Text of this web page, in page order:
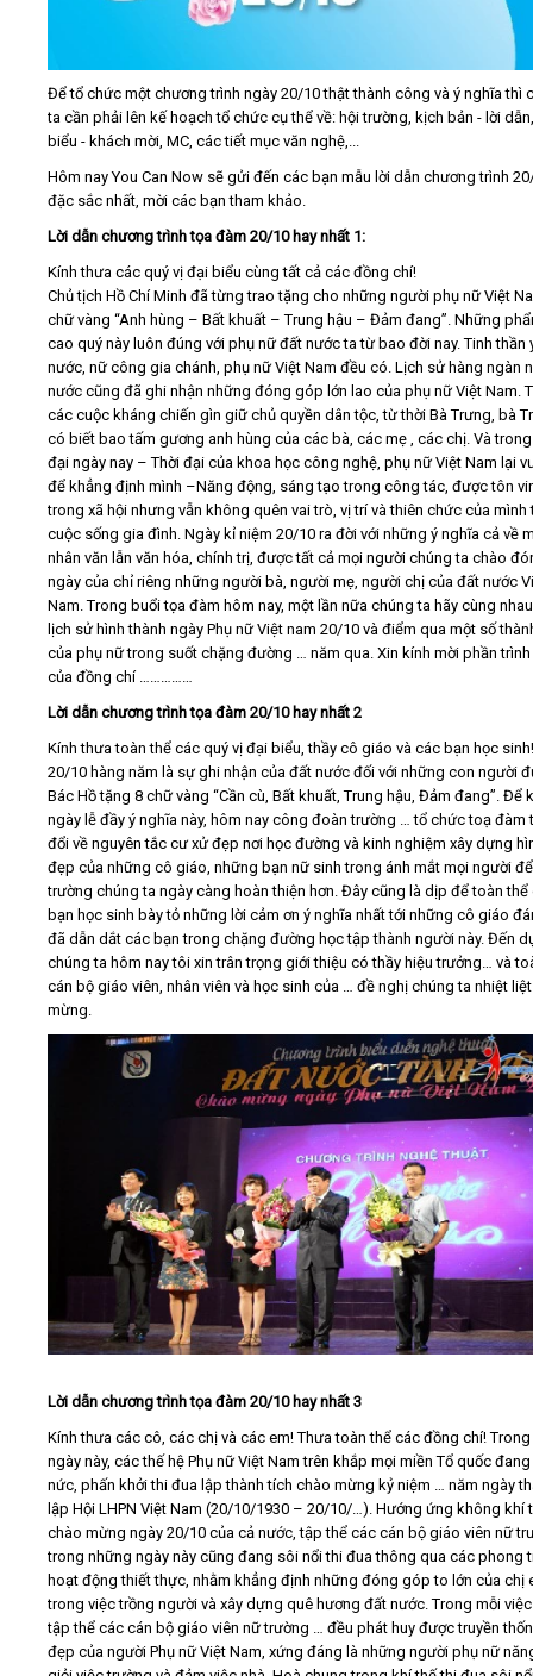
Để tổ chức một chương trình ngày 20/10 thật thành công và ý nghĩa thì
ta cần phải lên kế hoạch tổ chức cụ thể về: hội trường, kịch bản - lời
biểu - khách mời, MC, các tiết mục văn nghệ,...
Hôm nay You Can Now sẽ gửi đến các bạn mẫu lời dẫn chương trình
đặc sắc nhất, mời các bạn tham khảo.
Lời dẫn chương trình tọa đàm 20/10 hay nhất 1:
Kính thưa các quý vị đại biểu cùng tất cả các đồng chí!
Chủ tịch Hồ Chí Minh đã từng trao tặng cho những người phụ nữ Việt
chữ vàng “Anh hùng – Bất khuất – Trung hậu – Đảm đang”. Những
cao quý này luôn đúng với phụ nữ đất nước ta từ bao đời nay. Tinh thần
nước, nữ công gia chánh, phụ nữ Việt Nam đều có. Lịch sử hàng ngàn
nước cũng đã ghi nhận những đóng góp lớn lao của phụ nữ Việt Nam.
các cuộc kháng chiến gìn giữ chủ quyền dân tộc, từ thời Bà Trưng, bà
có biết bao tấm gương anh hùng của các bà, các mẹ , các chị. Và
đại ngày nay – Thời đại của khoa học công nghệ, phụ nữ Việt Nam lại
để khẳng định mình –Năng động, sáng tạo trong công tác, được tôn
trong xã hội nhưng vẫn không quên vai trò, vị trí và thiên chức của mình
cuộc sống gia đình. Ngày kỉ niệm 20/10 ra đời với những ý nghĩa cả về
nhân văn lẫn văn hóa, chính trị, được tất cả mọi người chúng ta chào
ngày của chỉ riêng những người bà, người mẹ, người chị của đất nước
Nam. Trong buổi tọa đàm hôm nay, một lần nữa chúng ta hãy cùng
lịch sử hình thành ngày Phụ nữ Việt nam 20/10 và điểm qua một số
của phụ nữ trong suốt chặng đường … năm qua. Xin kính mời phần
của đồng chí ……………
Lời dẫn chương trình tọa đàm 20/10 hay nhất 2
Kính thưa toàn thể các quý vị đại biểu, thầy cô giáo và các bạn học
20/10 hàng năm là sự ghi nhận của đất nước đối với những con người
Bác Hồ tặng 8 chữ vàng “Cần cù, Bất khuất, Trung hậu, Đảm đang”. Để
ngày lễ đầy ý nghĩa này, hôm nay công đoàn trường … tổ chức toạ đàm
đổi về nguyên tắc cư xử đẹp nơi học đường và kinh nghiệm xây dựng
đẹp của những cô giáo, những bạn nữ sinh trong ánh mắt mọi người để
trường chúng ta ngày càng hoàn thiện hơn. Đây cũng là dịp để toàn thể
bạn học sinh bày tỏ những lời cảm ơn ý nghĩa nhất tới những cô giáo
đã dẫn dắt các bạn trong chặng đường học tập thành người này. Đến
chúng ta hôm nay tôi xin trân trọng giới thiệu có thầy hiệu trưởng… và
cán bộ giáo viên, nhân viên và học sinh của … đề nghị chúng ta nhiệt
mừng.
Lời dẫn chương trình tọa đàm 20/10 hay nhất 3
Kính thưa các cô, các chị và các em! Thưa toàn thể các đồng chí!
ngày này, các thế hệ Phụ nữ Việt Nam trên khắp mọi miền Tổ quốc
nức, phấn khởi thi đua lập thành tích chào mừng kỷ niệm … năm ngày
lập Hội LHPN Việt Nam (20/10/1930 – 20/10/…). Hướng ứng không khí
chào mừng ngày 20/10 của cả nước, tập thể các cán bộ giáo viên nữ
trong những ngày này cũng đang sôi nổi thi đua thông qua các phong
hoạt động thiết thực, nhằm khẳng định những đóng góp to lớn của chị
trong việc trồng người và xây dựng quê hương đất nước. Trong mỗi
tập thể các cán bộ giáo viên nữ trường … đều phát huy được truyền
đẹp của người Phụ nữ Việt Nam, xứng đáng là những người phụ nữ